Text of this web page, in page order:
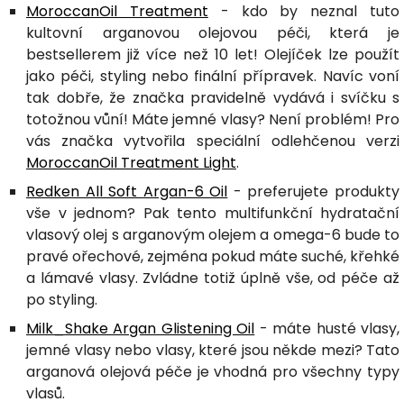
MoroccanOil Treatment - kdo by neznal tuto
kultovní arganovou olejovou péči, která je
bestsellerem již více než 10 let! Olejíček lze použít
jako péči, styling nebo finální přípravek. Navíc voní
tak dobře, že značka pravidelně vydává i svíčku s
totožnou vůní! Máte jemné vlasy? Není problém! Pro
vás značka vytvořila speciální odlehčenou verzi
MoroccanOil Treatment Light.
Redken All Soft Argan-6 Oil - preferujete produkty
vše v jednom? Pak tento multifunkční hydratační
vlasový olej s arganovým olejem a omega-6 bude to
pravé ořechové, zejména pokud máte suché, křehké
a lámavé vlasy. Zvládne totiž úplně vše, od péče až
po styling.
Milk_Shake Argan Glistening Oil - máte husté vlasy,
jemné vlasy nebo vlasy, které jsou někde mezi? Tato
arganová olejová péče je vhodná pro všechny typy
vlasů.